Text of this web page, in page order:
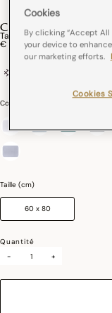
CARESSE
Tapis De Bain Caresse
€ 43,00
Couleurs :
Taille (cm)
60 x 80
Quantité
-
+
Cookies
By clicking “Accept
your device to
our marketing efforts.
Cookies